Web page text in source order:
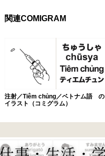
関連COMIGRAM
注射／Tiêm chủng／ベトナム語 の
イラスト（コミグラム）